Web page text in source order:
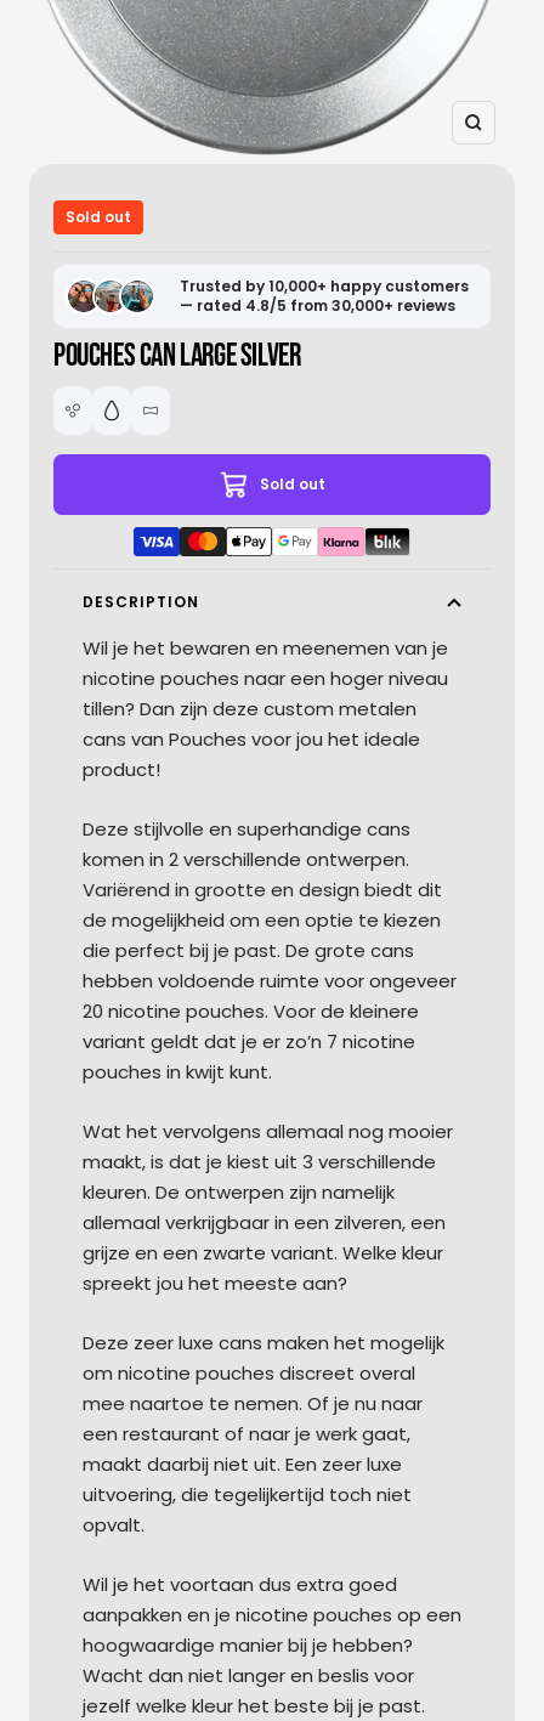
Zoom
Sold out
Trusted by 10,000+ happy customers
— rated 4.8/5 from 30,000+ reviews
POUCHES CAN LARGE SILVER
Sold out
DESCRIPTION
Wil je het bewaren en meenemen van je
nicotine pouches naar een hoger niveau
tillen? Dan zijn deze custom metalen
cans van Pouches voor jou het ideale
product!
Deze stijlvolle en superhandige cans
komen in 2 verschillende ontwerpen.
Variërend in grootte en design biedt dit
de mogelijkheid om een optie te kiezen
die perfect bij je past. De grote cans
hebben voldoende ruimte voor ongeveer
20 nicotine pouches. Voor de kleinere
variant geldt dat je er zo’n 7 nicotine
pouches in kwijt kunt.
Wat het vervolgens allemaal nog mooier
maakt, is dat je kiest uit 3 verschillende
kleuren. De ontwerpen zijn namelijk
allemaal verkrijgbaar in een zilveren, een
grijze en een zwarte variant. Welke kleur
spreekt jou het meeste aan?
Deze zeer luxe cans maken het mogelijk
om nicotine pouches discreet overal
mee naartoe te nemen. Of je nu naar
een restaurant of naar je werk gaat,
maakt daarbij niet uit. Een zeer luxe
uitvoering, die tegelijkertijd toch niet
opvalt.
Wil je het voortaan dus extra goed
aanpakken en je nicotine pouches op een
hoogwaardige manier bij je hebben?
Wacht dan niet langer en beslis voor
jezelf welke kleur het beste bij je past.